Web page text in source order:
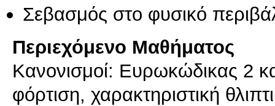
Σεβασμός στο φυσικό
Περιεχόμενο Μαθήματος
Κανονισμοί: Ευρωκώδικας 2
φόρτιση, χαρακτηριστική